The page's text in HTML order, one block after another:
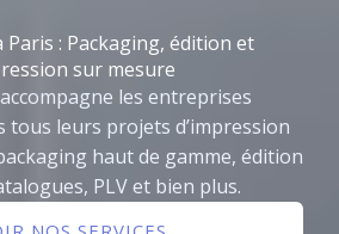
: Packaging, édition et
sur mesure
les entreprises
tous leurs projets d’impression
haut de gamme, édition
PLV et bien plus.